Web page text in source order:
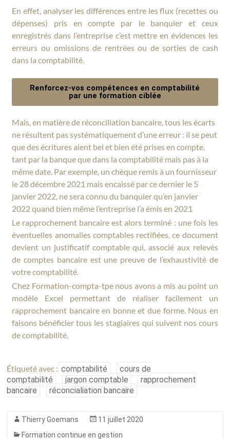
En effet, analyser les différences entre les flux (recettes ou
dépenses) pris en compte par le banquier et ceux
enregistrés dans l’entreprise c’est mettre en évidences les
erreurs ou omissions de rentrées ou de sorties de cash
dans la comptabilité.
Renforcez-vos compétences en comptabilité
par une formation ciblée
Mais, en matière de réconciliation bancaire, tous les écarts
ne résultent pas systématiquement d’une erreur : il se peut
que des écritures aient bel et bien été prises en compte,
tant par la banque que dans la comptabilité mais pas à la
même date. Par exemple, un chèque remis à un fournisseur
le 28 décembre 2021 mais encaissé par ce dernier le 5
janvier 2022, ne sera connu du banquier qu’en janvier
2022 quand bien même l’entreprise l’a émis en 2021
Le rapprochement bancaire est alors terminé : une fois les
éventuelles anomalies comptables rectifiées, ce document
devient un justificatif comptable qui, associé aux relevés
de comptes bancaire est une preuve de l’exhaustivité de
votre comptabilité.
Chez Formation-compta-tpe nous avons a mis au point un
modèle Excel permettant de réaliser facilement un
rapprochement bancaire en bonne et due forme. Nous en
faisons bénéficier tous les stagiaires qui suivent nos cours
de comptabilité.
Étiqueté avec : comptabilité
cours de
comptabilité
jargon comptable
rapprochement
bancaire
réconcialiation bancaire
Thierry Goemans
11 juillet 2020
Formation continue en gestion